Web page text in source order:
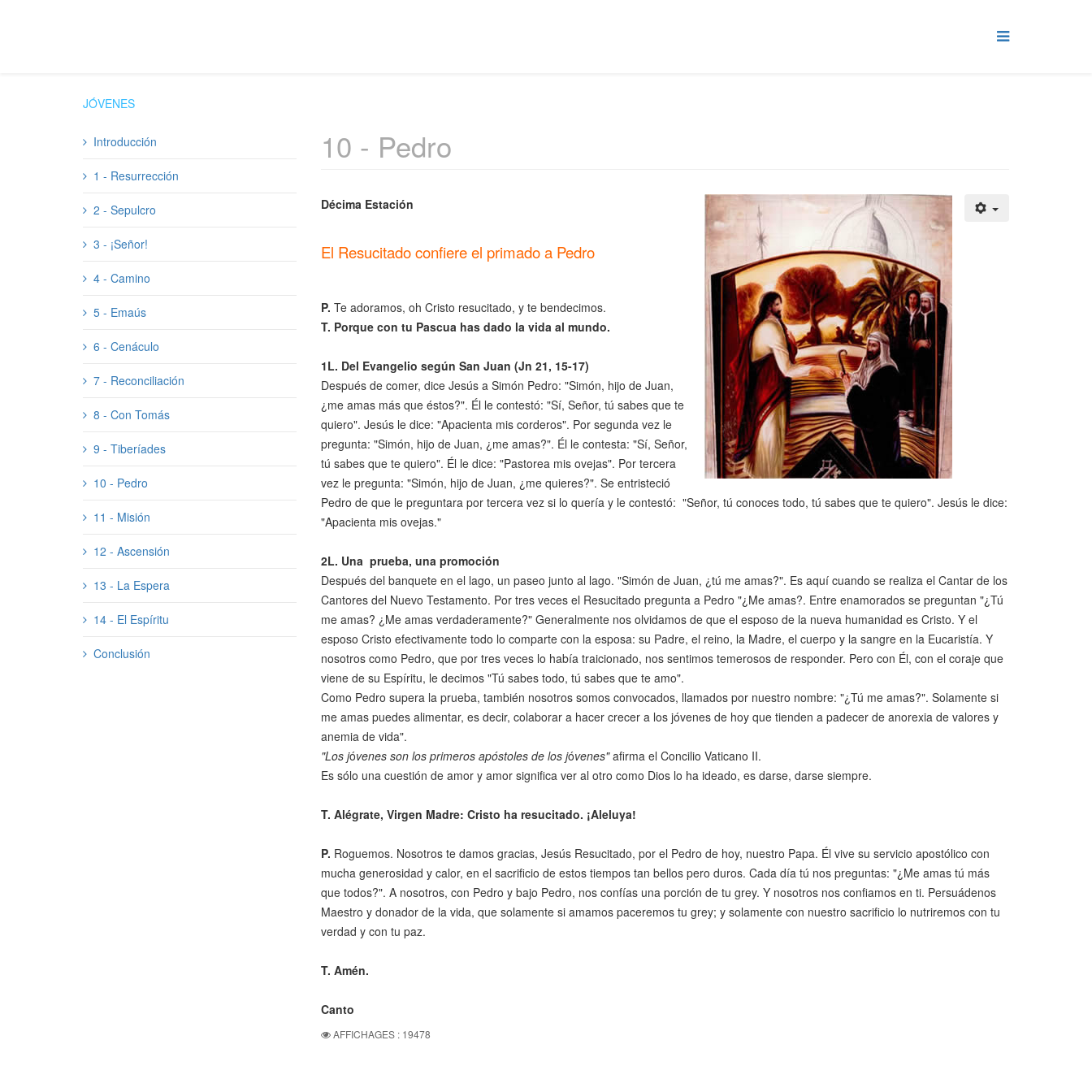
JÓVENES
Introducción
1 - Resurrección
2 - Sepulcro
3 - ¡Señor!
4 - Camino
5 - Emaús
6 - Cenáculo
7 - Reconciliación
8 - Con Tomás
9 - Tiberíades
10 - Pedro
11 - Misión
12 - Ascensión
13 - La Espera
14 - El Espíritu
Conclusión
10 - Pedro
Décima Estación
El Resucitado confiere el primado a Pedro
P. Te adoramos, oh Cristo resucitado, y te bendecimos.
T. Porque con tu Pascua has dado la vida al mundo.
1L. Del Evangelio según San Juan (Jn 21, 15-17)
Después de comer, dice Jesús a Simón Pedro: "Simón, hijo de Juan,
¿me amas más que éstos?". Él le contestó: "Sí, Señor, tú sabes que te
quiero". Jesús le dice: "Apacienta mis corderos". Por segunda vez le
pregunta: "Simón, hijo de Juan, ¿me amas?". Él le contesta: "Sí, Señor,
tú sabes que te quiero". Él le dice: "Pastorea mis ovejas". Por tercera
vez le pregunta: "Simón, hijo de Juan, ¿me quieres?". Se entristeció
Pedro de que le preguntara por tercera vez si lo quería y le contestó: "Señor, tú conoces todo, tú sabes que te quiero". Jesús le dice:
"Apacienta mis ovejas."
2L. Una prueba, una promoción
Después del banquete en el lago, un paseo junto al lago. "Simón de Juan, ¿tú me amas?". Es aquí cuando se realiza el Cantar de los
Cantores del Nuevo Testamento. Por tres veces el Resucitado pregunta a Pedro "¿Me amas?. Entre enamorados se preguntan "¿Tú
me amas? ¿Me amas verdaderamente?" Generalmente nos olvidamos de que el esposo de la nueva humanidad es Cristo. Y el
esposo Cristo efectivamente todo lo comparte con la esposa: su Padre, el reino, la Madre, el cuerpo y la sangre en la Eucaristía. Y
nosotros como Pedro, que por tres veces lo había traicionado, nos sentimos temerosos de responder. Pero con Él, con el coraje que
viene de su Espíritu, le decimos "Tú sabes todo, tú sabes que te amo".
Como Pedro supera la prueba, también nosotros somos convocados, llamados por nuestro nombre: "¿Tú me amas?". Solamente si
me amas puedes alimentar, es decir, colaborar a hacer crecer a los jóvenes de hoy que tienden a padecer de anorexia de valores y
anemia de vida".
"Los jóvenes son los primeros apóstoles de los jóvenes"afirma el Concilio Vaticano II.
Es sólo una cuestión de amor y amor significa ver al otro como Dios lo ha ideado, es darse, darse siempre.
T. Alégrate, Virgen Madre: Cristo ha resucitado. ¡Aleluya!
P. Roguemos. Nosotros te damos gracias, Jesús Resucitado, por el Pedro de hoy, nuestro Papa. Él vive su servicio apostólico con
mucha generosidad y calor, en el sacrificio de estos tiempos tan bellos pero duros. Cada día tú nos preguntas: "¿Me amas tú más
que todos?". A nosotros, con Pedro y bajo Pedro, nos confías una porción de tu grey. Y nosotros nos confiamos en ti. Persuádenos
Maestro y donador de la vida, que solamente si amamos paceremos tu grey; y solamente con nuestro sacrificio lo nutriremos con tu
verdad y con tu paz.
T. Amén.
Canto
AFFICHAGES : 19478